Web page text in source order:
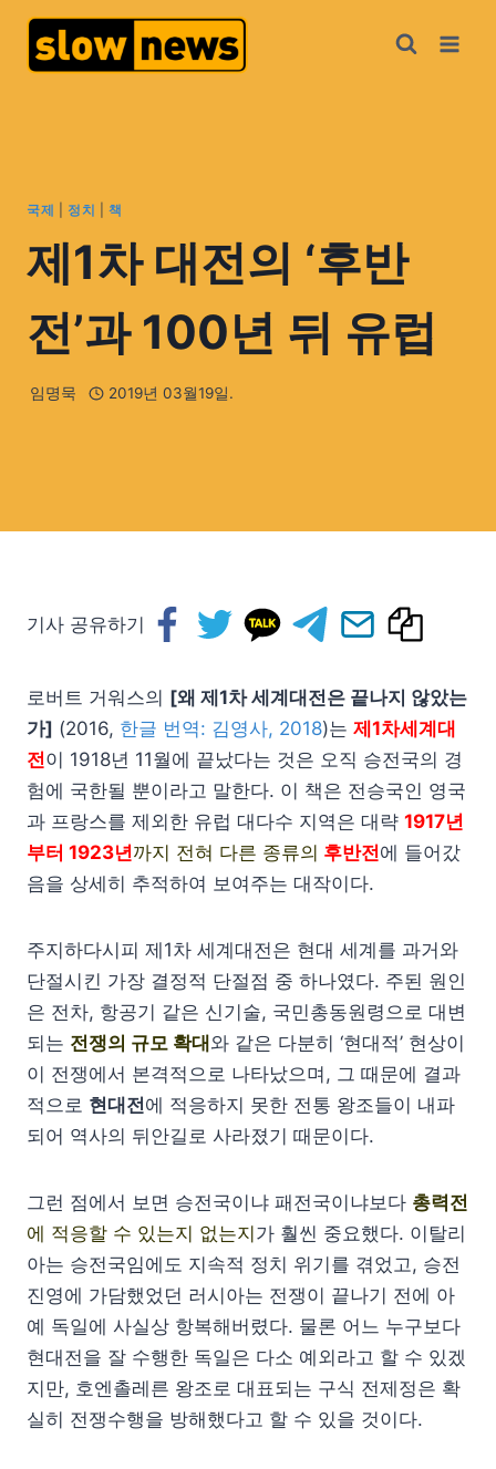
국제 정치 책
제1차 대전의 ‘후반
전’과 100년 뒤 유럽
임명묵 2019년 03월19일.
기사 공유하기
로버트 거워스의 [왜 제1차 세계대전은 끝나지 않았는
가] (2016, 한글 번역: 김영사, 2018)는 제1차세계대
전이 1918년 11월에 끝났다는 것은 오직 승전국의 경
험에 국한될 뿐이라고 말한다. 이 책은 전승국인 영국
과 프랑스를 제외한 유럽 대다수 지역은 대략 1917년
부터 1923년까지 전혀 다른 종류의 후반전에 들어갔
음을 상세히 추적하여 보여주는 대작이다.
주지하다시피 제1차 세계대전은 현대 세계를 과거와
단절시킨 가장 결정적 단절점 중 하나였다. 주된 원인
은 전차, 항공기 같은 신기술, 국민총동원령으로 대변
되는 전쟁의 규모 확대 와 같은 다분히 ‘현대적’ 현상이
이 전쟁에서 본격적으로 나타났으며, 그 때문에 결과
적으로 현대전에 적응하지 못한 전통 왕조들이 내파
되어 역사의 뒤안길로 사라졌기 때문이다.
그런 점에서 보면 승전국이냐 패전국이냐보다 총력전
에 적응할 수 있는지 없는지 가 훨씬 중요했다. 이탈리
아는 승전국임에도 지속적 정치 위기를 겪었고, 승전
진영에 가담했었던 러시아는 전쟁이 끝나기 전에 아
예 독일에 사실상 항복해버렸다. 물론 어느 누구보다
현대전을 잘 수행한 독일은 다소 예외라고 할 수 있겠
지만, 호엔촐레른 왕조로 대표되는 구식 전제정은 확
실히 전쟁수행을 방해했다고 할 수 있을 것이다.